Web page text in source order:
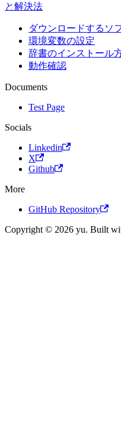
と解決法
ダウンロードするソ
環境変数の設定
辞書のインストール
動作確認
Documents
Test Page
Socials
Linkedin
X
Github
More
GitHub Repository
Copyright © 2026 yu. Built